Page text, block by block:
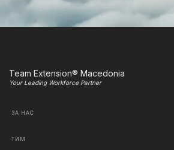
Team Extension® Macedonia
Your Leading Workforce Partner
ЗА НАС
ТИМ